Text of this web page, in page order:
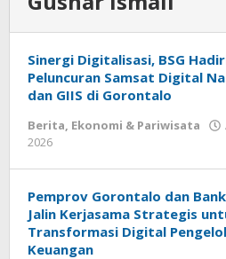
Sinergi Digitalisasi, BSG
Peluncuran Samsat Digital
dan GIIS di Gorontalo
Berita, Ekonomi & Pariwisata
2026
Pemprov Gorontalo dan
Jalin Kerjasama Strategis
Transformasi Digital
Keuangan